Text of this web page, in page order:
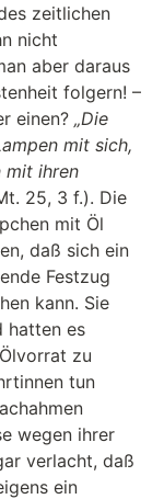
zeitlichen
nicht
aber daraus
folgern! –
einen? „Die
mit sich,
mit ihren
25, 3 f.). Die
mit Öl
daß sich ein
Festzug
kann. Sie
hatten es
zu
tun
wegen ihrer
verlacht, daß
ein